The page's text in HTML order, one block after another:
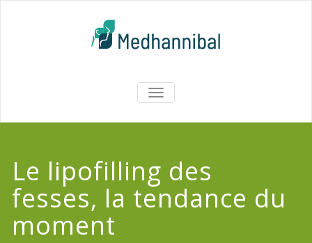
AFFICHER/MASQUER
LA
Le lipofilling des
fesses, la tendance du
moment